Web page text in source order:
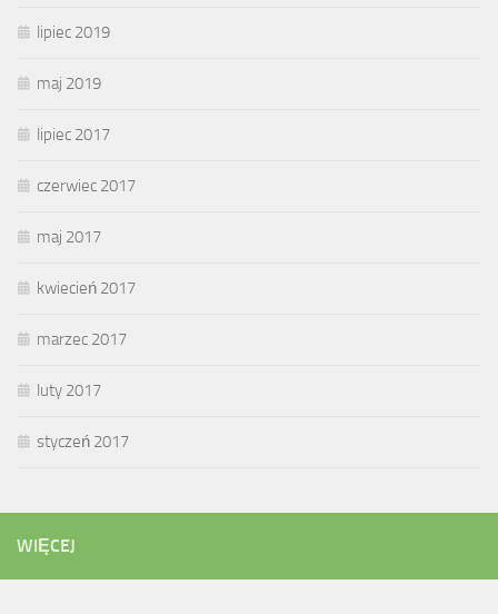
lipiec 2019
maj 2019
lipiec 2017
czerwiec 2017
maj 2017
kwiecień 2017
marzec 2017
luty 2017
styczeń 2017
WIĘCEJ